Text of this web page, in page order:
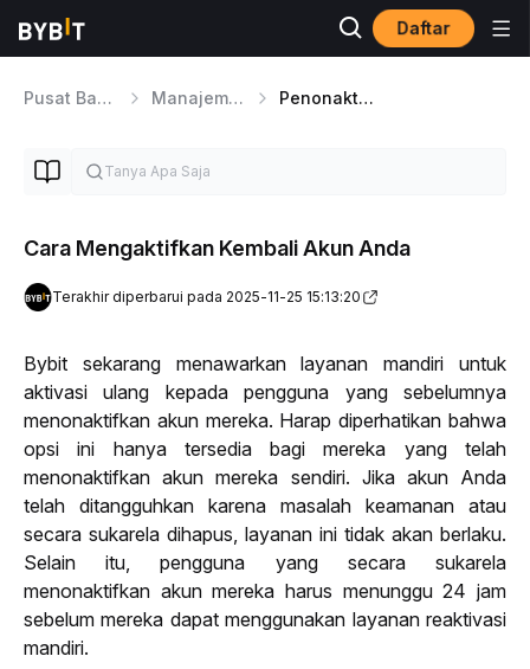
Daftar
Pusat Bantuan Manajemen Akun Penonaktifan & Penghapusan Akun
Cara Mengaktifkan Kembali Akun Anda
Terakhir diperbarui pada 2025-11-25 15:13:20
Bybit sekarang menawarkan layanan mandiri untuk
aktivasi ulang kepada pengguna yang sebelumnya
menonaktifkan akun mereka. Harap diperhatikan bahwa
opsi ini hanya tersedia bagi mereka yang telah
menonaktifkan akun mereka sendiri. Jika akun Anda
telah ditangguhkan karena masalah keamanan atau
secara sukarela dihapus, layanan ini tidak akan berlaku.
Selain itu, pengguna yang secara sukarela
menonaktifkan akun mereka harus menunggu 24 jam
sebelum mereka dapat menggunakan layanan reaktivasi
mandiri.